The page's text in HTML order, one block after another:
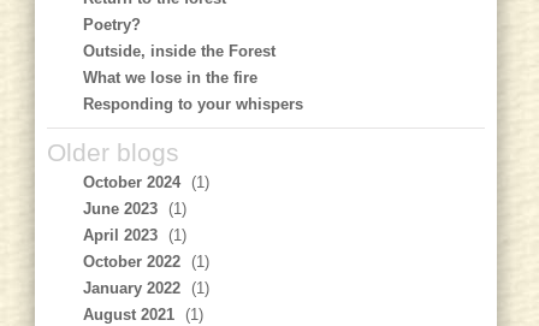
Poetry?
Outside, inside the Forest
What we lose in the fire
Responding to your whispers
Older blogs
October 2024
(1)
June 2023
(1)
April 2023
(1)
October 2022
(1)
January 2022
(1)
August 2021
(1)